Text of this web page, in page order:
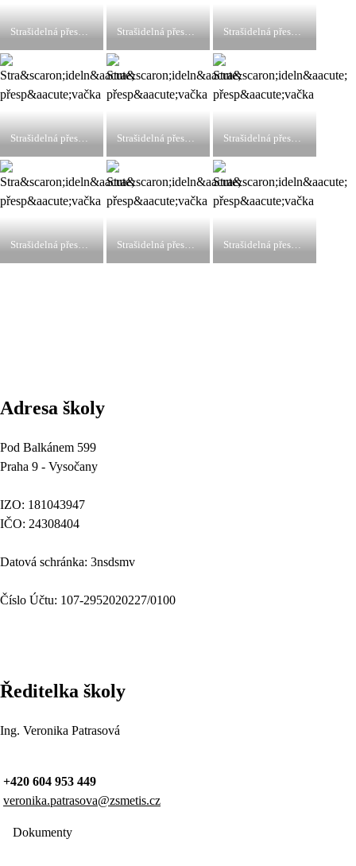
Strašidelná přespávačka Strašidelná přespávačka Strašidelná přespávačka
Strašidelná přespávačka Strašidelná přespávačka Strašidelná přespávačka
Strašidelná přespávačka Strašidelná přespávačka Strašidelná přespávačka
Adresa školy
Pod Balkánem 599
Praha 9 - Vysočany
IZO: 181043947
IČO: 24308404
Datová schránka: 3nsdsmv
Číslo Účtu: 107-2952020227/0100
Ředitelka školy
Ing. Veronika Patrasová
+420 604 953 449
veronika.patrasova@zsmetis.cz
Dokumenty